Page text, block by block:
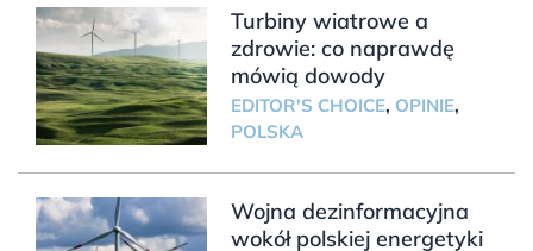
Turbiny wiatrowe a
zdrowie: co naprawdę
mówią dowody
EDITOR'S CHOICE, OPINIE,
POLSKA
Wojna dezinformacyjna
wokół polskiej energetyki